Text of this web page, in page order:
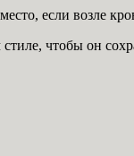
если возле
чтобы он